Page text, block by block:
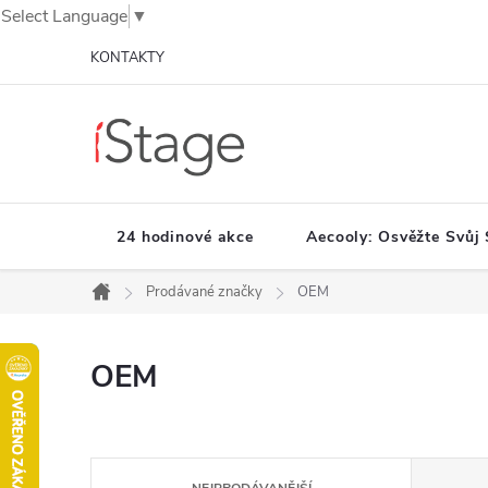
Select Language ▼
KONTAKTY
24 hodinové akce Aecooly: Osvěžte Svůj
Domů
Prodávané značky OEM
OEM